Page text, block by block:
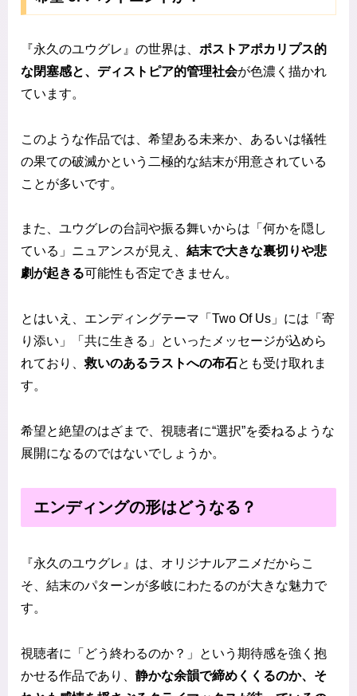
『永久のユウグレ』の世界は、 ポストアポカリプス的
な閉塞感と、ディストピア的管理社会が色濃く描かれ
ています。
このような作品では、希望ある未来か、あるいは犠牲
の果ての破滅かという二極的な結末が用意されている
ことが多いです。
また、ユウグレの台詞や振る舞いからは「何かを隠し
ている」ニュアンスが見え、 結末で大きな裏切りや悲
劇が起きる可能性も否定できません。
とはいえ、エンディングテーマ「Two Of Us」には「寄
り添い」「共に生きる」といったメッセージが込めら
れており、救いのあるラストへの布石とも受け取れま
す。
希望と絶望のはざまで、視聴者に“選択”を委ねるような
展開になるのではないでしょうか。
エンディングの形はどうなる？
『永久のユウグレ』は、オリジナルアニメだからこ
そ、結末のパターンが多岐にわたるのが大きな魅力で
す。
視聴者に「どう終わるのか？」という期待感を強く抱
かせる作品であり、 静かな余韻で締めくくるのか、そ